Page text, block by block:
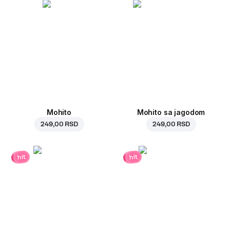
Mohito
249,00 RSD
Mohito sa jagodom
249,00 RSD
hit hit